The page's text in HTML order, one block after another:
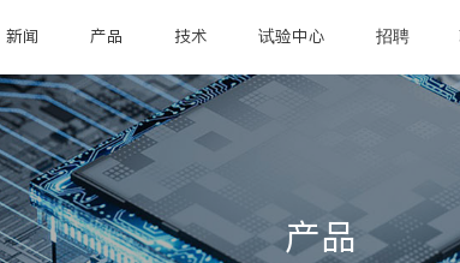
新闻 产品 技术 试验中心 招聘
产品